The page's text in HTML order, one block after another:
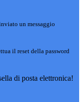
un messaggio
il reset della password
di posta elettronica!